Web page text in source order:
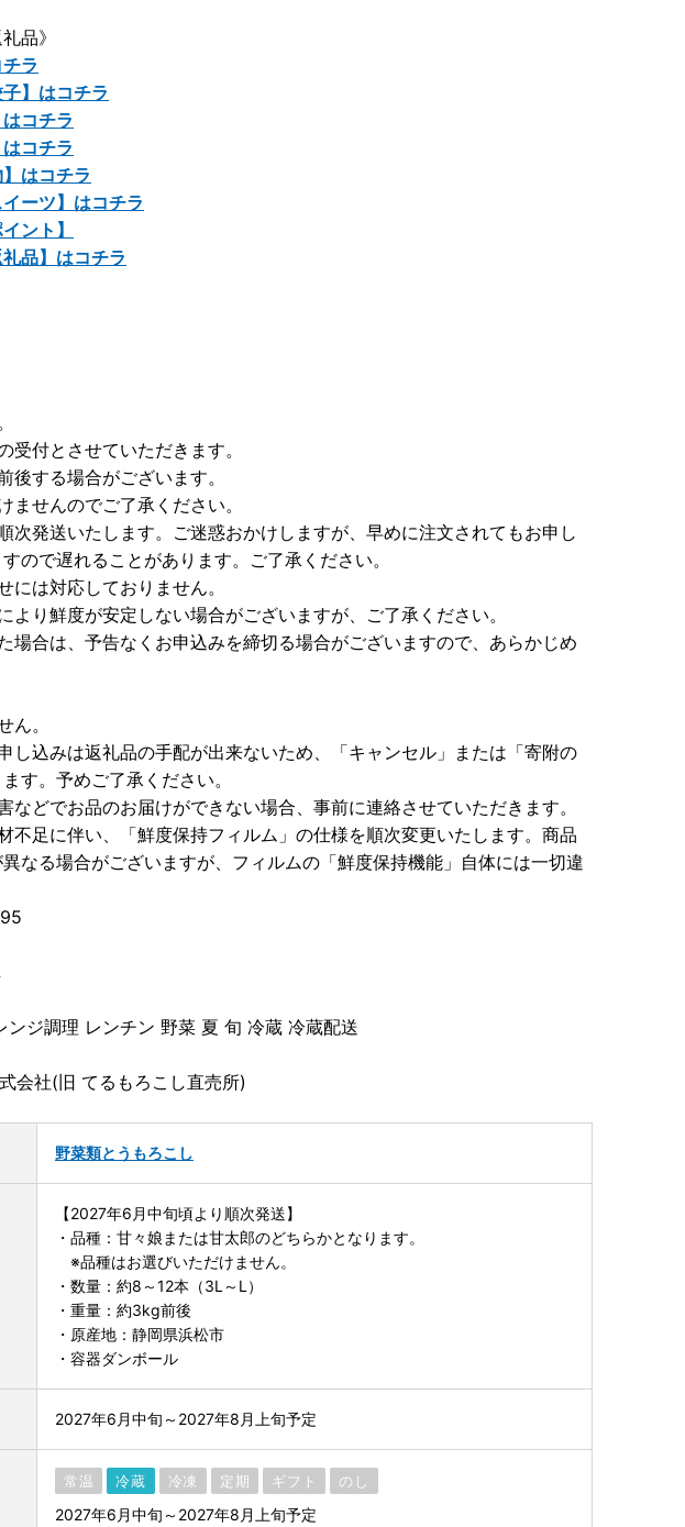
品》
ラ
】はコチラ
コチラ
コチラ
はコチラ
ーツ】はコチラ
ント】
品】はコチラ
受付とさせていただきます。
後する場合がございます。
ませんのでご了承ください。
次発送いたします。ご迷惑おかけしますが、早めに注文されてもお申し
ので遅れることがあります。ご了承ください。
には対応しておりません。
より鮮度が安定しない場合がございますが、ご了承ください。
場合は、予告なくお申込みを締切る場合がございますので、あらかじめ
ん。
し込みは返礼品の手配が出来ないため、「キャンセル」または「寄附の
す。予めご了承ください。
などでお品のお届けができない場合、事前に連絡させていただきます。
不足に伴い、「鮮度保持フィルム」の仕様を順次変更いたします。商品
なる場合がございますが、フィルムの「鮮度保持機能」自体には一切違
ンジ調理 レンチン 野菜 夏 旬 冷蔵 冷蔵配送
会社(旧 てるもろこし直売所)
野菜類とうもろこし
【2027年6月中旬頃より順次発送】
・品種：甘々娘または甘太郎のどちらかとなります。
※品種はお選びいただけません。
・数量：約8～12本（3L～L）
・重量：約3kg前後
・原産地：静岡県浜松市
・容器ダンボール
2027年6月中旬～2027年8月上旬予定
常温 冷蔵 冷凍 定期 ギフト のし
2027年6月中旬～2027年8月上旬予定